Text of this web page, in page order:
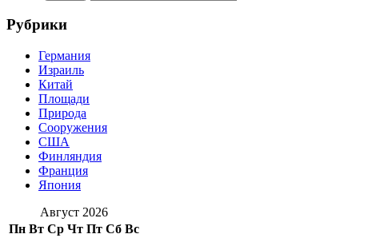
Рубрики
Германия
Израиль
Китай
Площади
Природа
Сооружения
США
Финляндия
Франция
Япония
Август 2026
Пн Вт Ср Чт Пт Сб Вс